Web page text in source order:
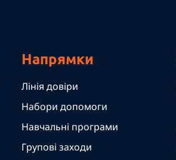
Напрямки
Лінія довіри
Набори допомоги
Навчальні програми
Групові заходи